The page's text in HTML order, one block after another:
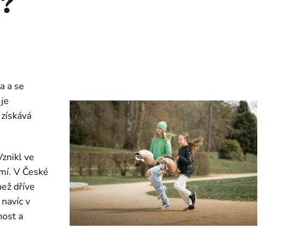
a se
ve
V České
dříve
v
a